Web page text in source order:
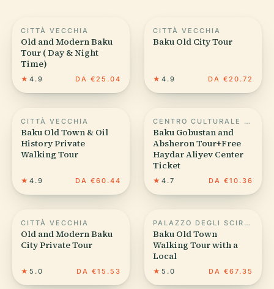
CITTÀ VECCHIA
Old and Modern Baku
Tour ( Day & Night
Time)
★ 4.9 DA €25.04
CITTÀ VECCHIA
Baku Old City Tour
★ 4.9 DA €20.72
CITTÀ VECCHIA
Baku Old Town & Oil
History Private
Walking Tour
★ 4.9 DA €60.44
CENTRO CULTURALE HEYDAR ALIYEV
Baku Gobustan and
Absheron Tour+Free
Haydar Aliyev Center
Ticket
★ 4.7 DA €10.36
CITTÀ VECCHIA
Old and Modern Baku
City Private Tour
★ 5.0 DA €15.53
PALAZZO DEGLI SCIRVANSCIÀ
Baku Old Town
Walking Tour with a
Local
★ 5.0 DA €67.35